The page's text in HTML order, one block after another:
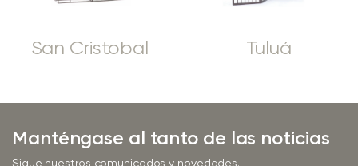
San Cristobal Tuluá
Manténgase al tanto de las noticias
Sigue nuestros comunicados y novedades.